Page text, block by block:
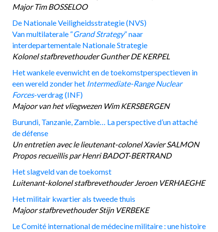
Major Tim BOSSELOO
De Nationale Veiligheidsstrategie (NVS)
Van multilaterale “Grand Strategy” naar
interdepartementale Nationale Strategie
Kolonel stafbrevethouder Gunther DE KERPEL
Het wankele evenwicht en de toekomstperspectieven in
een wereld zonder het Intermediate-Range Nuclear
Forces-verdrag (INF)
Majoor van het vliegwezen Wim KERSBERGEN
Burundi, Tanzanie, Zambie… La perspective d’un attaché
de défense
Un entretien avec le lieutenant-colonel Xavier SALMON
Propos recueillis par Henri BADOT-BERTRAND
Het slagveld van de toekomst
Luitenant-kolonel stafbrevethouder Jeroen VERHAEGHE
Het militair kwartier als tweede thuis
Majoor stafbrevethouder Stijn VERBEKE
Le Comité international de médecine militaire : une histoire